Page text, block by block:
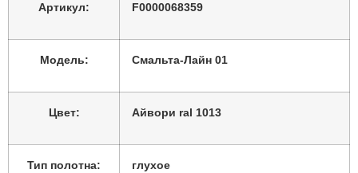
Накладка мдф 6 мм.
ГОСТ 6629-88. Эмаль
трехкомпонентная,
Артикул: F0000068359
Модель: Смальта-Лайн 01
Цвет: Айвори ral 1013
Тип полотна: глухое